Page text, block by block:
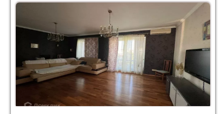
Продажа Особняк
Продажа Вилла
Продажа Усадьба
Продажа Фазенда
Продажа Вилетта